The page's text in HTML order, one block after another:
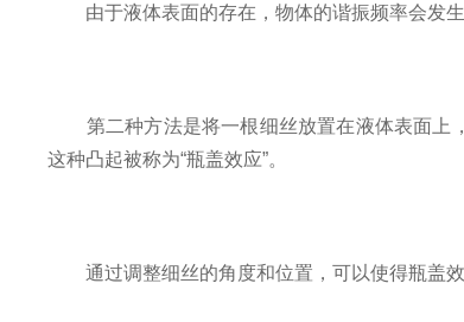
由于液体表面的存在，物体的谐振频率会发生
第二种方法是将一根细丝放置在液体表面上，
这种凸起被称为“瓶盖效应”。
通过调整细丝的角度和位置，可以使得瓶盖效